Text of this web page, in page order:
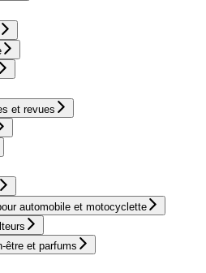
et revues
automobile et motocyclette
être et parfums